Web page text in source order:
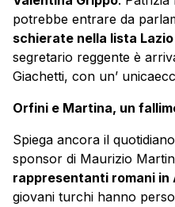
potrebbe entrare da
schierate nella lista
segretario reggente è
Giachetti, con un’
Orfini e Martina, un
Spiega ancora il
sponsor di Maurizio
rappresentanti romani in
giovani turchi hanno